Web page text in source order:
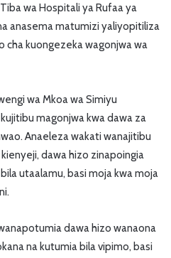
wa Hospitali ya Rufaa ya
anasema matumizi yaliyopitiliza
cha kuongezeka wagonjwa wa
wa Mkoa wa Simiyu
magonjwa kwa dawa za
Anaeleza wakati wanajitibu
dawa hizo zinapoingia
utaalamu, basi moja kwa moja
dawa hizo wanaona
na kutumia bila vipimo, basi